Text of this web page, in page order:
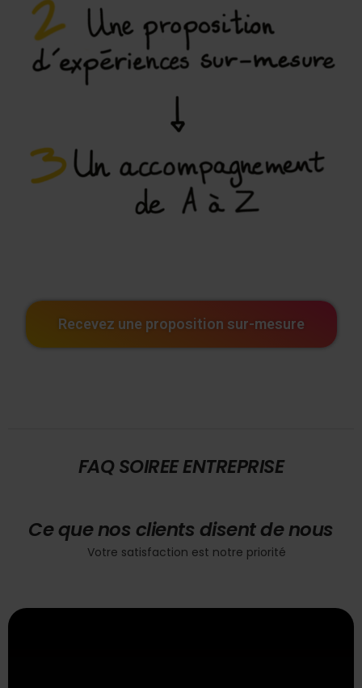
Recevez une proposition sur-mesure
FAQ SOIREE ENTREPRISE
Ce que nos clients disent de nous
Votre satisfaction est notre priorité